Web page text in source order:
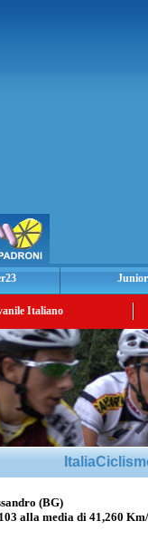
Italiano
(BG)
alla media di 41,260